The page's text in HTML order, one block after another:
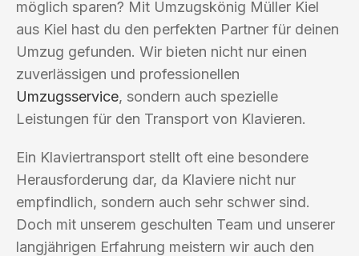
möglich sparen? Mit Umzugskönig Müller Kiel
aus Kiel hast du den perfekten Partner für deinen
Umzug gefunden. Wir bieten nicht nur einen
zuverlässigen und professionellen
Umzugsservice, sondern auch spezielle
Leistungen für den Transport von Klavieren.
Ein Klaviertransport stellt oft eine besondere
Herausforderung dar, da Klaviere nicht nur
empfindlich, sondern auch sehr schwer sind.
Doch mit unserem geschulten Team und unserer
langjährigen Erfahrung meistern wir auch den